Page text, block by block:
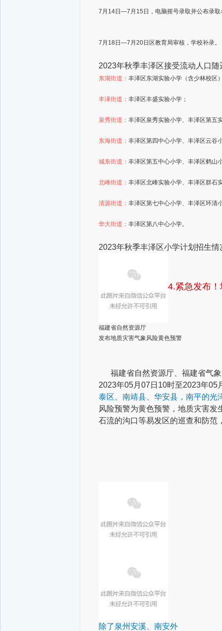
7月14日—7月15日，电脑摇号录取并公布录取
7月18日—7月20日区教育局审核，学校补录。
2023年秋季丰泽区接受流动人口
东湖街道： 丰泽区东湖实验小学（含少林校区
丰泽街道： 丰泽区丰盛实验小学；
泉秀街道： 丰泽区泉秀实验小学、丰泽区第五
东海街道： 丰泽区第四中心小学、丰泽区云谷
城东街道： 丰泽区第五中心小学、丰泽区鹤山
北峰街道： 丰泽区北峰实验小学、丰泽区群石
清源街道： 丰泽区第七中心小学、丰泽区环清
华大街道： 丰泽区第八中心小学。
2023年秋季丰泽区小学计划招生情
4.紧急发布
福建省自然资源厅
发布地质灾害气象风险黄色预警
福建省自然资源厅、福建省气象
2023年05月07日10时至2023年05
泰区、南靖县、华安县，南平的光
风险预警为黄色预警，地质灾害
石流的沟口等易发区的巡查和防范
除了泉州安溪、南安外